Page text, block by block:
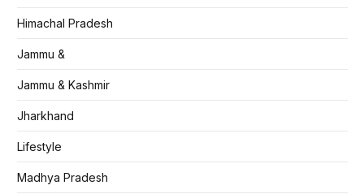
Himachal Pradesh
Jammu &
Jammu & Kashmir
Jharkhand
Lifestyle
Madhya Pradesh